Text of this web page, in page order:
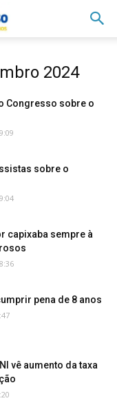
2024
Congresso sobre o
sobre o
capixaba sempre à
pena de 8 anos
vê aumento da taxa